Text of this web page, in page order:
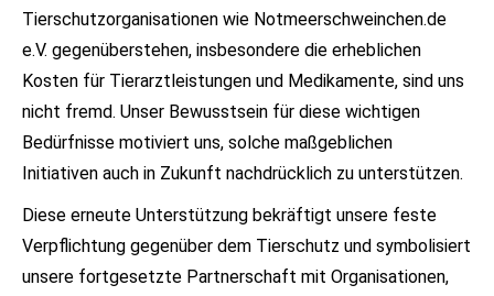
Tierschutzorganisationen wie Notmeerschweinchen.de
e.V. gegenüberstehen, insbesondere die erheblichen
Kosten für Tierarztleistungen und Medikamente, sind uns
nicht fremd. Unser Bewusstsein für diese wichtigen
Bedürfnisse motiviert uns, solche maßgeblichen
Initiativen auch in Zukunft nachdrücklich zu unterstützen.
Diese erneute Unterstützung bekräftigt unsere feste
Verpflichtung gegenüber dem Tierschutz und symbolisiert
unsere fortgesetzte Partnerschaft mit Organisationen,